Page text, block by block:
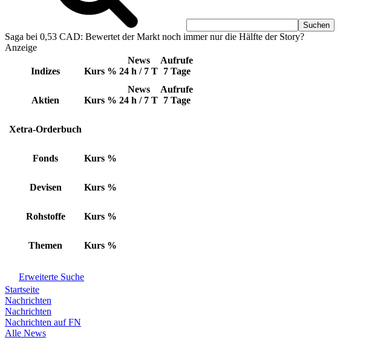
Saga bei 0,53 CAD: Bewertet der Markt noch immer nur die Hälfte der Story?
Anzeige
Indizes Kurs %
News
24 h / 7 T
Aufrufe
7 Tage
Aktien Kurs %
News
24 h / 7 T
Aufrufe
7 Tage
Xetra-Orderbuch
Fonds Kurs %
Devisen Kurs %
Rohstoffe Kurs %
Themen Kurs %
Erweiterte Suche
Startseite
Nachrichten
Nachrichten
Nachrichten auf FN
Alle News